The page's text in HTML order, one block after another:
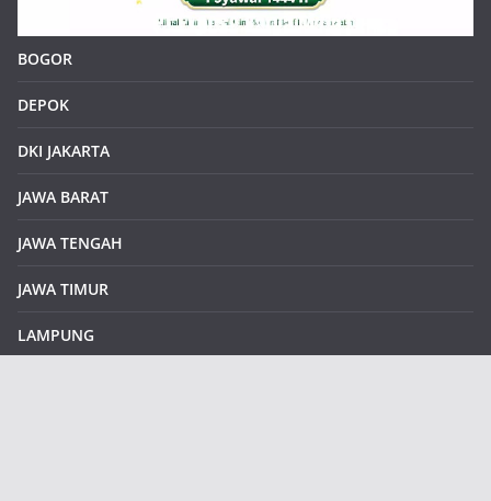
BOGOR
DEPOK
DKI JAKARTA
JAWA BARAT
JAWA TENGAH
JAWA TIMUR
LAMPUNG